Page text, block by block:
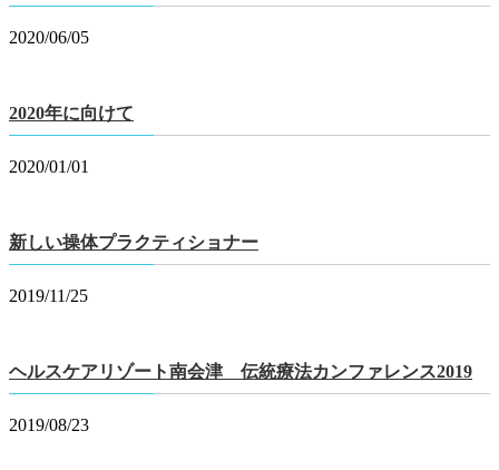
2020/06/05
2020年に向けて
2020/01/01
新しい操体プラクティショナー
2019/11/25
ヘルスケアリゾート南会津 伝統療法カンファレンス2019
2019/08/23